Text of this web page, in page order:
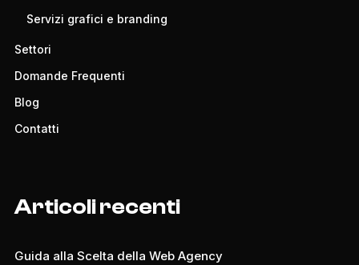
Servizi grafici e branding
Settori
Domande Frequenti
Blog
Contatti
Articoli recenti
Guida alla Scelta della Web Agency